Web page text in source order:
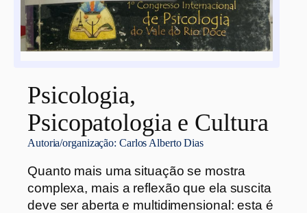
Psicologia,
Psicopatologia e Cultura
Autoria/organização: Carlos Alberto Dias
Quanto mais uma situação se mostra
complexa, mais a reflexão que ela suscita
deve ser aberta e multidimensional: esta é